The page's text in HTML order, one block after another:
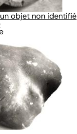
objet non identifié